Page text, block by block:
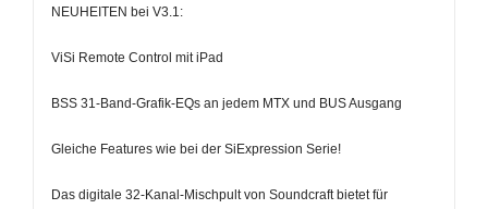
NEUHEITEN bei V3.1:
ViSi Remote Control mit iPad
BSS 31-Band-Grafik-EQs an jedem MTX und BUS Ausgang
Gleiche Features wie bei der SiExpression Serie!
Das digitale 32-Kanal-Mischpult von Soundcraft bietet für